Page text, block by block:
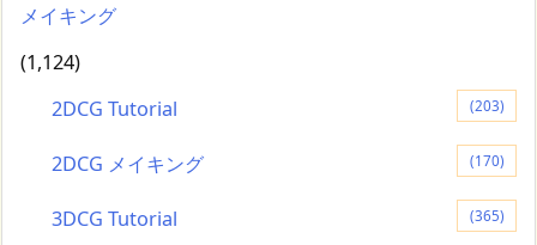
メイキング
(1,124)
2DCG Tutorial
(203)
2DCG メイキング (170)
3DCG Tutorial (365)